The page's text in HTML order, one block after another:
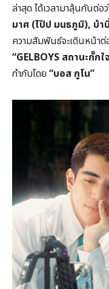
ล่าสุด ได้เวลามาลุ้นกันต่อว่
มาศ (ไป๊ป มนธภูมิ), บ้า
ความสัมพันธ์จะเดินหน้าต่
“GELBOYS สถานะกั๊กใ
กำกับโดย“บอส กูโน”